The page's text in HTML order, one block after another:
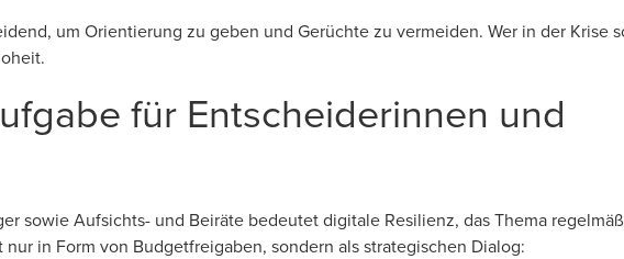
um Orientierung zu geben und Gerüchte zu vermeiden. Wer in der Krise
für Entscheiderinnen und
sowie Aufsichts- und Beiräte bedeutet digitale Resilienz, das Thema
in Form von Budgetfreigaben, sondern als strategischen Dialog: